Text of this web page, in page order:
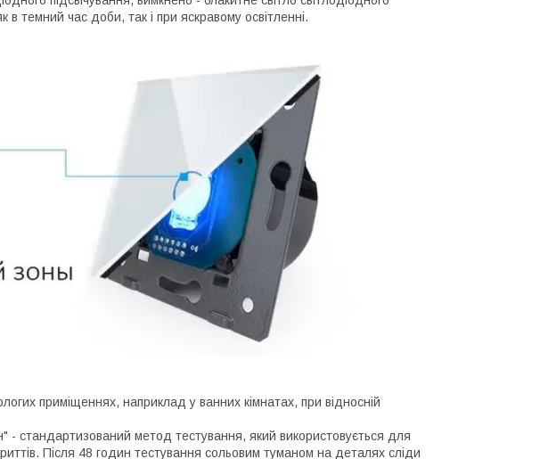
в темний час доби, так і при яскравому освітленні.
приміщеннях, наприклад у ванних кімнатах, при відносній
- стандартизований метод тестування, який використовується для
Після 48 годин тестування сольовим туманом на деталях сліди